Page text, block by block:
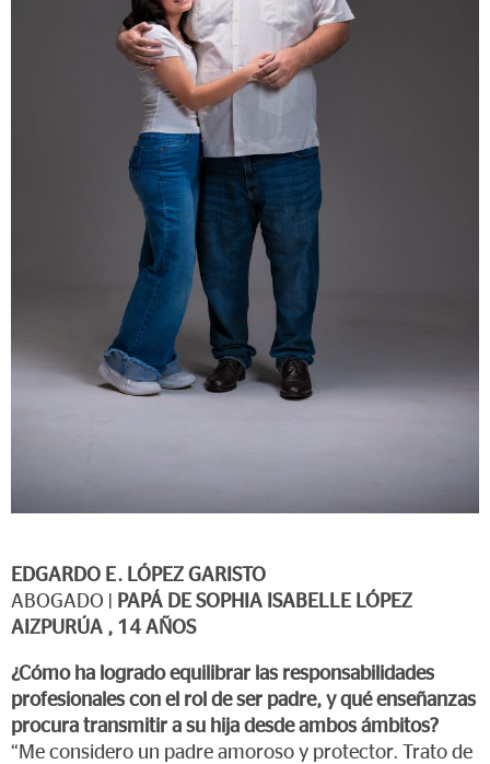
EDGARDO E. LÓPEZ GARISTO
ABOGADO |
PAPÁ DE SOPHIA ISABELLE LÓPEZ
AIZPURÚA , 14 AÑOS
¿Cómo ha logrado equilibrar las responsabilidades
profesionales con el rol de ser padre, y qué enseñanzas
procura transmitir a su hija desde ambos ámbitos?
“Me considero un padre amoroso y protector. Trato de